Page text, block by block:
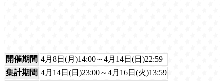
開催期間 4月8日(月)14:00～4月14日(日)22:59
集計期間 4月14日(日)23:00～4月16日(火)13:59